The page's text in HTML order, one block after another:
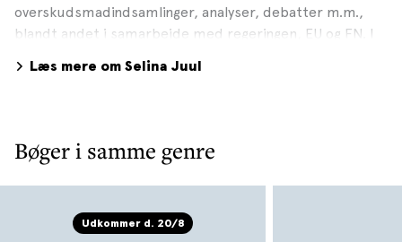
overskudsmadindsamlinger, analyser, debatter m.m.,
blandt andet i samarbejde med regeringen, EU og FN. I
Stop Spild Af Mad og bestyrelsesmedlem i regeringens
en kogebog med mere i 2011 samt Mad med respekt i
2019 med deltagelse af bl.a. H.K.H. Prinsesse Marie.
Selina Juul er en af Champions 12.3 som er globale
bæredygtig udvikling, delmål 12.3, om at halvere verdens
Læs mere om Selina Juul
Bøger i samme genre
Udkommer d. 20/8